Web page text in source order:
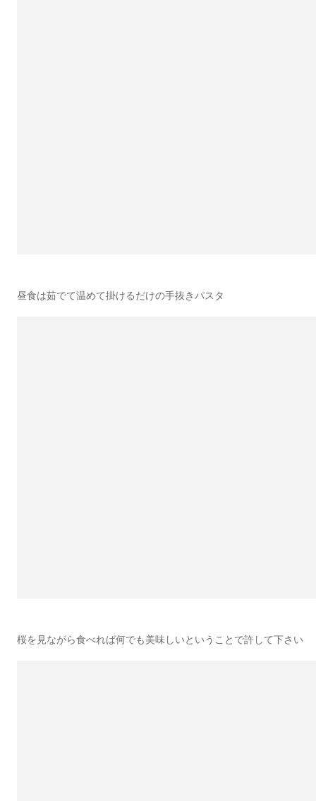
昼食は茹でて温めて掛けるだけの手抜きパスタ
桜を見ながら食べれば何でも美味しいということで許して下さい